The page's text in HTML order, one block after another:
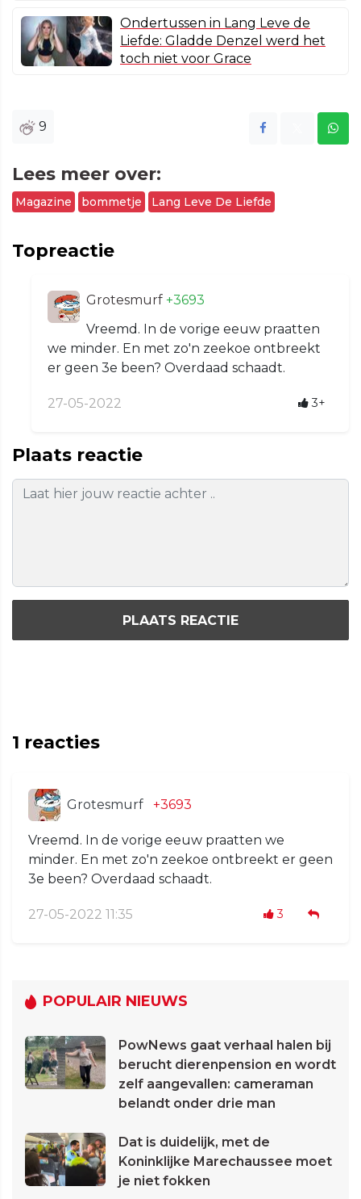
Ondertussen in Lang Leve de
Liefde: Gladde Denzel werd het
toch niet voor Grace
9
Lees meer over:
Magazine bommetje Lang Leve De Liefde
Topreactie
Grotesmurf +3693
Vreemd. In de vorige eeuw praatten
we minder. En met zo'n zeekoe ontbreekt
er geen 3e been? Overdaad schaadt.
27-05-2022 3+
Plaats reactie
PLAATS REACTIE
1 reacties
Grotesmurf +3693
Vreemd. In de vorige eeuw praatten we
minder. En met zo'n zeekoe ontbreekt er geen
3e been? Overdaad schaadt.
27-05-2022 11:35 3
POPULAIR NIEUWS
PowNews gaat verhaal halen bij
berucht dierenpension en wordt
zelf aangevallen: cameraman
belandt onder drie man
Dat is duidelijk, met de
Koninklijke Marechaussee moet
je niet fokken